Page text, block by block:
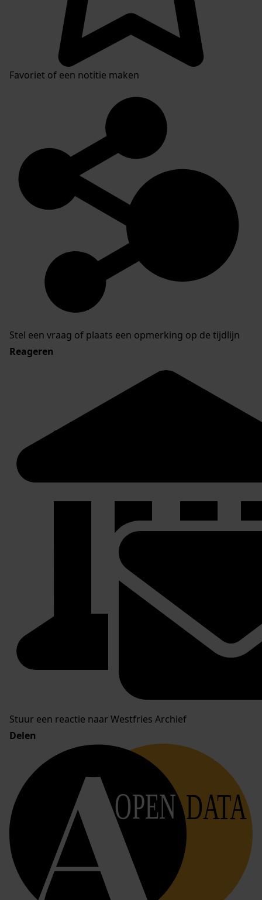
Favoriet of een notitie maken
Stel een vraag of plaats een opmerking op de tijdlijn
Reageren
Stuur een reactie naar Westfries Archief
Delen
OPEN DATA